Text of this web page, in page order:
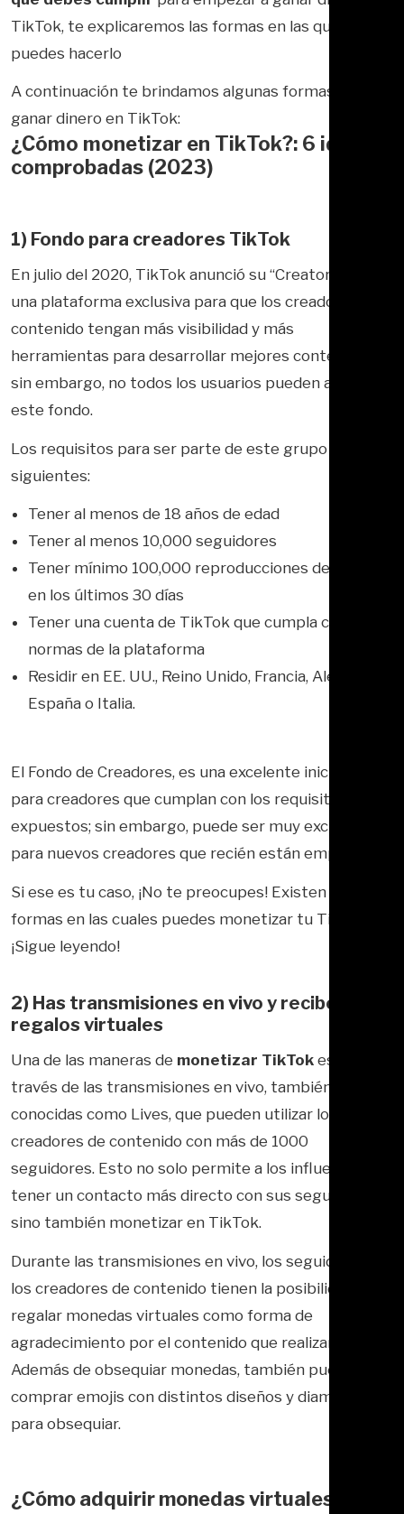
TikTok, te explicaremos las formas en las que
puedes hacerlo
A continuación te brindamos algunas formas de
ganar dinero en TikTok:
¿Cómo monetizar en TikTok?: 6 ideas
comprobadas (2023)
1) Fondo para creadores TikTok
En julio del 2020, TikTok anunció su “Creator Found” ,
una plataforma exclusiva para que los creadores de
contenido tengan más visibilidad y más
herramientas para desarrollar mejores contenidos;
sin embargo, no todos los usuarios pueden acceder a
este fondo.
Los requisitos para ser parte de este grupo son los
siguientes:
Tener al menos de 18 años de edad
Tener al menos 10,000 seguidores
Tener mínimo 100,000 reproducciones de video
en los últimos 30 días
Tener una cuenta de TikTok que cumpla con las
normas de la plataforma
Residir en EE. UU., Reino Unido, Francia, Alemania,
España o Italia.
El Fondo de Creadores, es una excelente iniciativa
para creadores que cumplan con los requisitos antes
expuestos; sin embargo, puede ser muy exclusivo
para nuevos creadores que recién están empezando.
Si ese es tu caso, ¡No te preocupes! Existen otras
formas en las cuales puedes monetizar tu TikTok
¡Sigue leyendo!
2) Has transmisiones en vivo y recibe
regalos virtuales
Una de las maneras de monetizar TikTok es a
través de las transmisiones en vivo, también
conocidas como Lives, que pueden utilizar los
creadores de contenido con más de 1000
seguidores. Esto no solo permite a los influencers
tener un contacto más directo con sus seguidores,
sino también monetizar en TikTok.
Durante las transmisiones en vivo, los seguidores de
los creadores de contenido tienen la posibilidad de
regalar monedas virtuales como forma de
agradecimiento por el contenido que realizan.
Además de obsequiar monedas, también pueden
comprar emojis con distintos diseños y diamantes
para obsequiar.
¿Cómo adquirir monedas virtuales en